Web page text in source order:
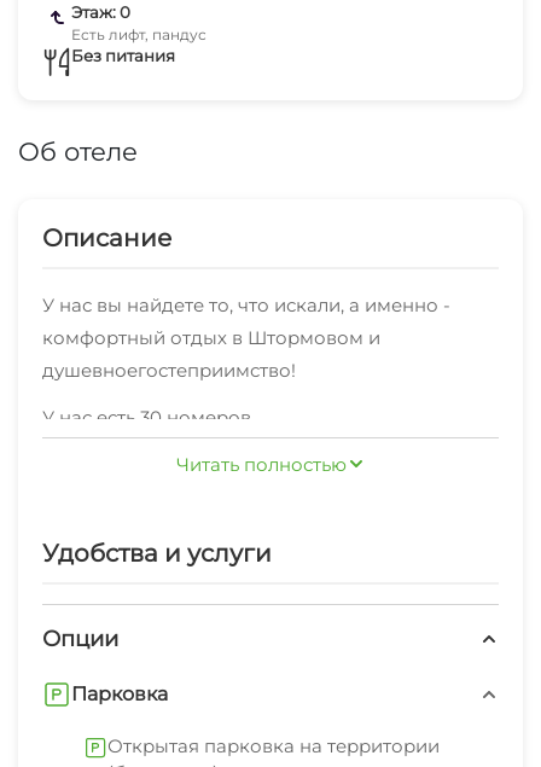
Этаж: 0
Есть лифт, пандус
Без питания
Об отеле
Описание
У нас вы найдете то, что искали, а именно -
комфортный отдых в Штормовом и
душевноегостеприимство!
У нас есть 30 номеров
бюджетного отдыха. На ваш выбор -
принимаем своих гостей круглый год!
На территории работает хороший интернет.
Уборка номеров регулярная.
К услугам предоставляются: стиральная
машина, гладильные принадлежности,
Читать полностью
Удобства и услуги
Опции
Парковка
Открытая парковка на территории